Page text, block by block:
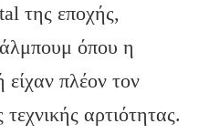
της εποχής,
όπου η
πλέον τον
αρτιότητας.